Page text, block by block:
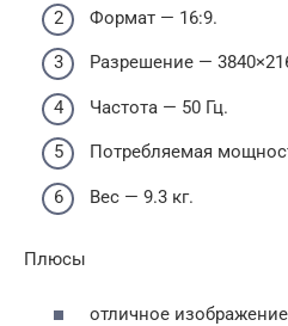
Формат — 16:9.
Разрешение —
Частота — 50 Гц.
Потребляемая
Вес — 9.3 кг.
Плюсы
отличное